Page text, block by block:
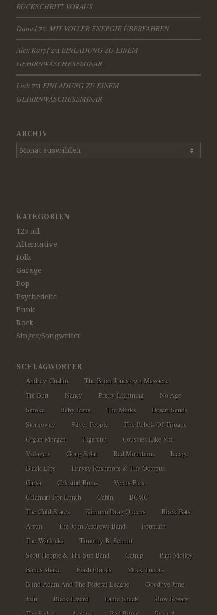
RÜCKSCHRITT VORAUS
Danielzu MIT VOLLER ENERGIE ÜBERFAHREN
Alex Karpfzu EINLADUNG ZU EINEM
GEHIRNWÄSCHESEMINAR
Linh zu EINLADUNG ZU EINEM
GEHIRNWÄSCHESEMINAR
ARCHIV
KATEGORIEN
125 ml
Alternative
Folk
Garage
Pop
Psychedelic
Punk
Rock
Singer/Songwriter
SCHLAGWÖRTER
Andrew Cushin
The Brian Jonestown Massacre
Tré Burt
Nancy Pretty Lightning
No Age
Smoke
Baby Jesus The Minks
Desert Sands
Stornoway
Silver People
The Rebels Of Tijuana
Organ Morgan
Tigercub
Cousines Like Shit
Villagers
Gong Splat Red Mountains
Iceage
Black Lips
Harvey Rushmore & The Octopus
Garsa
Celestial Bums
Venus Furs
Calamari For Lunch
Cabin
BCMC
The Cold Stares
Kimono Drag Queens
Black Bats
Arsun
The John Andrews Band
Fountain
The Warlocks
Timothy B. Schmit
Scott Hepple & The Sun Band
Catnip
Paul Molloy
Bones Shake
Flash Floods
Mock Tudors
Blind Adam And The Federal League
Goodbye June
JuJu
Black Lizard Panic Shack
Slow Rosary